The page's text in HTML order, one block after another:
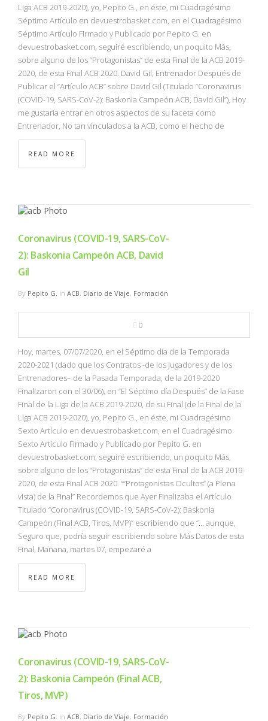
Liga ACB 2019-2020), yo, Pepito G., en éste, mi Cuadragésimo
Séptimo Artículo en devuestrobasket.com, en el Cuadragésimo
Séptimo Artículo Firmado y Publicado por Pepito G. en
devuestrobasket.com, seguiré escribiendo, un poquito Más,
sobre alguno de los “Protagonistas” de esta Final de la ACB 2019-
2020, de esta Final ACB 2020. David Gil, Entrenador Después de
Publicar el “Artículo ACB” sobre David Gil (Titulado “Coronavirus
(COVID-19, SARS-CoV-2): Baskonia Campeón ACB, David Gil”), Hoy
me gustaría entrar en otros aspectos de su faceta como
Entrenador, No tan vinculados a la ACB, como el hecho de
READ MORE
Coronavirus (COVID-19, SARS-CoV-
2): Baskonia Campeón ACB, David
Gil
By Pepito G. in ACB, Diario de Viaje, Formación
0
Hoy, martes, 07/07/2020, en el Séptimo día de la Temporada
2020-2021 (dado que los Contratos -de los Jugadores y de los
Entrenadores– de la Pasada Temporada, de la 2019-2020
Finalizaron con el 30/06), en “El Séptimo día Después” de la Fase
Final de la Liga de la ACB 2019-2020, de su Final (de la Final de la
Liga ACB 2019-2020), yo, Pepito G., en éste, mi Cuadragésimo
Sexto Artículo en devuestrobasket.com, en el Cuadragésimo
Sexto Artículo Firmado y Publicado por Pepito G. en
devuestrobasket.com, seguiré escribiendo, un poquito Más,
sobre alguno de los “Protagonistas” de esta Final de la ACB 2019-
2020, de esta Final ACB 2020. ““Protagonistas Ocultos” (a Plena
vista) de la Final” Recordemos que Ayer Finalizaba el Artículo
Titulado “Coronavirus (COVID-19, SARS-CoV-2): Baskonia
Campeón (Final ACB, Tiros, MVP)” escribiendo que “… aunque,
Seguro que, podría seguir escribiendo sobre Más Datos de esta
Final, Mañana, martes 07, empezaré a
READ MORE
Coronavirus (COVID-19, SARS-CoV-
2): Baskonia Campeón (Final ACB,
Tiros, MVP)
By Pepito G. in ACB, Diario de Viaje, Formación